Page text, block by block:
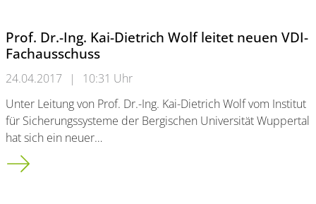
Prof. Dr.-Ing. Kai-Dietrich Wolf leitet neuen VDI-
Fachausschuss
24.04.2017 |
10:31 Uhr
Unter Leitung von Prof. Dr.-Ing. Kai-Dietrich Wolf vom Institut
für Sicherungssysteme der Bergischen Universität Wuppertal
hat sich ein neuer…
Prof. Dr.-Ing. Kai-Dietrich Wolf leitet neuen VDI-Fachausschuss